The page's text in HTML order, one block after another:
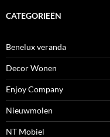
CATEGORIEËN
Benelux veranda
Decor Wonen
Enjoy Company
Nieuwmolen
NT Mobiel